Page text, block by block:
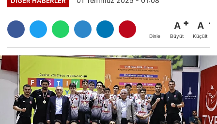
Dinle
A
Büyüt
A
Küçült